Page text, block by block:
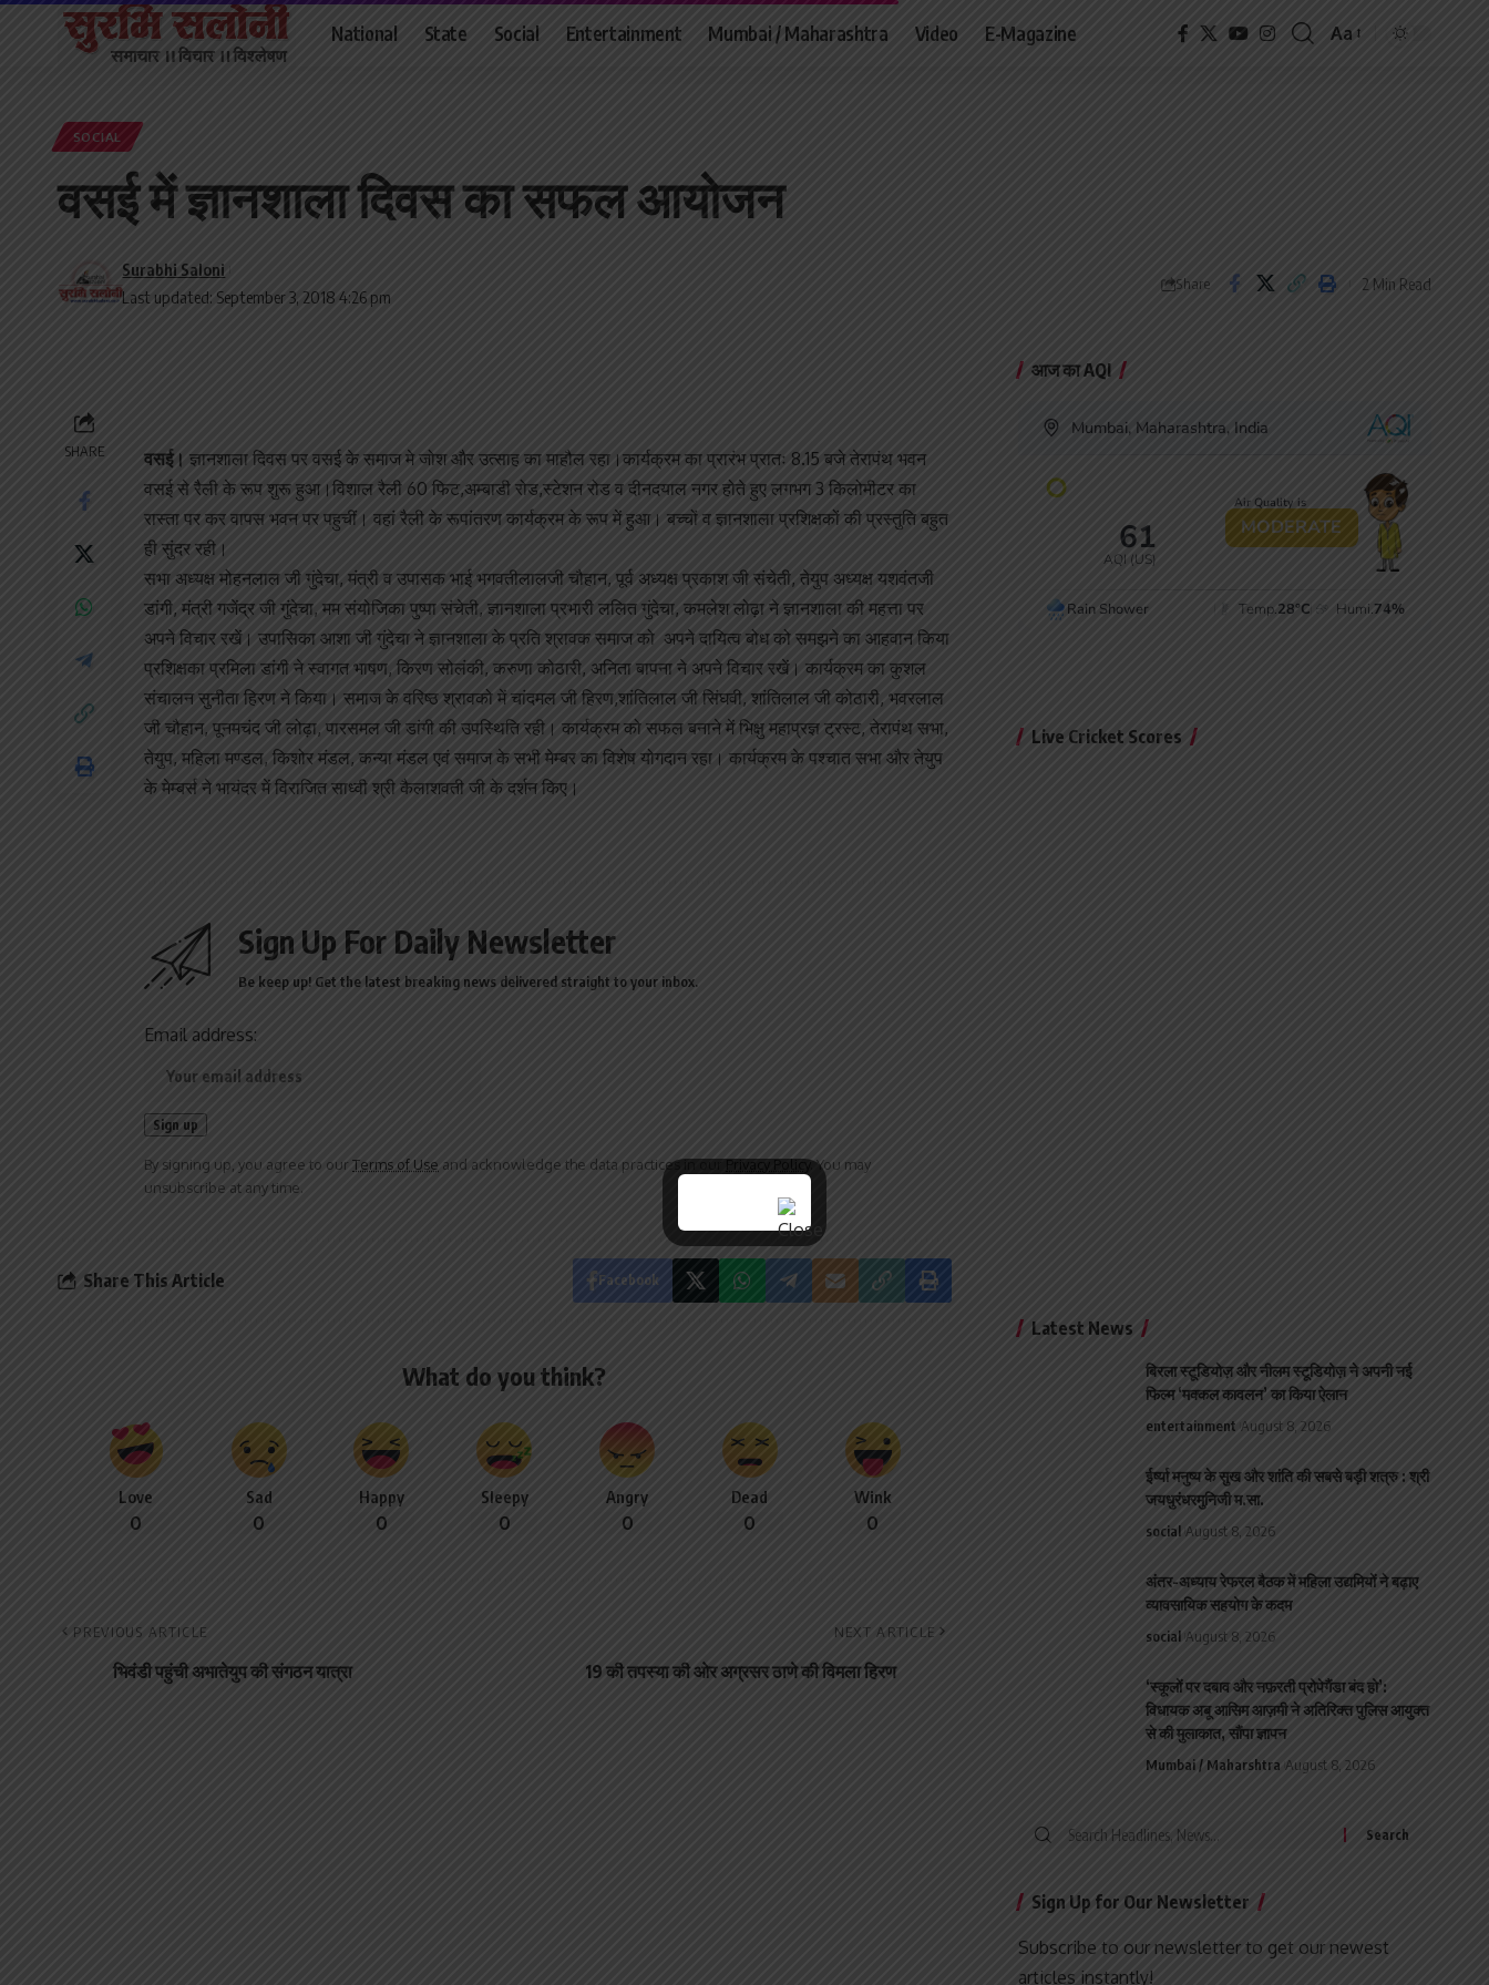
National State Social Entertainment Mumbai / Maharashtra Video E-Magazine
Font
Aa
SOCIAL
वसई में ज्ञानशाला दिवस का सफल आयोजन
Last updated: September 3, 2018 4:26 pm
Surabhi Saloni
Share 2 Min Read
SHARE वसई। ज्ञानशाला दिवस पर वसई के समाज मे जोश और उत्साह का माहौल रहा।कार्यक्रम का प्रारंभ प्रातः 8.15 बजे तेरापंथ भवन
वसई से रैली के रूप शुरू हुआ।विशाल रैली 60 फिट,अम्बाडी रोड,स्टेशन रोड व दीनदयाल नगर होते हुए लगभग 3 किलोमीटर का
रास्ता पर कर वापस भवन पर पहुचीं। वहां रैली के रूपांतरण कार्यक्रम के रूप में हुआ। बच्चों व ज्ञानशाला प्रशिक्षकों की प्रस्तुति बहुत
ही सुंदर रही।
सभा अध्यक्ष मोहनलाल जी गुंदेचा, मंत्री व उपासक भाई भगवतीलालजी चौहान, पूर्व अध्यक्ष प्रकाश जी संचेती, तेयुप अध्यक्ष यशवंतजी
डांगी, मंत्री गजेंद्र जी गुंदेचा, मम संयोजिका पुष्पा संचेती, ज्ञानशाला प्रभारी ललित गुंदेचा, कमलेश लोढ़ा ने ज्ञानशाला की महत्ता पर
अपने विचार रखें। उपासिका आशा जी गुंदेचा ने ज्ञानशाला के प्रति श्रावक समाज को अपने दायित्व बोध को समझने का आहवान किया
प्रशिक्षका प्रमिला डांगी ने स्वागत भाषण, किरण सोलंकी, करुणा कोठारी, अनिता बापना ने अपने विचार रखें। कार्यक्रम का कुशल
संचालन सुनीता हिरण ने किया। समाज के वरिष्ठ श्रावको में चांदमल जी हिरण,शांतिलाल जी सिंघवी, शांतिलाल जी कोठारी, भवरलाल
जी चौहान, पूनमचंद जी लोढ़ा, पारसमल जी डांगी की उपस्थिति रही। कार्यक्रम को सफल बनाने में भिक्षु महाप्रज्ञ ट्रस्ट, तेरापंथ सभा,
तेयुप, महिला मण्डल, किशोर मंडल, कन्या मंडल एवं समाज के सभी मेम्बर का विशेष योगदान रहा। कार्यक्रम के पश्चात सभा और तेयुप
के मेम्बर्स ने भायंदर में विराजित साध्वी श्री कैलाशवती जी के दर्शन किए।
Sign Up For Daily Newsletter
Be keep up! Get the latest breaking news delivered straight to your inbox.
Email address:
By signing up, you agree to ourTerms of Use and acknowledge the data practices in ourPrivacy Policy. You may
unsubscribe at any time.
Share This Article Facebook
What do you think?
Love
0
Sad
0
Happy
0
Sleepy
0
Angry
0
Dead
0
Wink
0
PREVIOUS ARTICLE
भिवंडी पहुंची अभातेयुप की संगठन यात्रा
NEXT ARTICLE
19 की तपस्या की ओर अग्रसर ठाणे की विमला हिरण
आज का AQI
Live Cricket Scores
Latest News
बिरला स्टूडियोज़ और नीलम स्टूडियोज़ ने अपनी नई
फिल्म ‘मक्कल कावलन’ का किया ऐलान
entertainment August 8, 2026
ईर्ष्या मनुष्य के सुख और शांति की सबसे बड़ी शत्रु : श्री
जयधुरंधरमुनिजी म.सा.
social August 8, 2026
अंतर-अध्याय रेफरल बैठक में महिला उद्यमियों ने बढ़ाए
व्यावसायिक सहयोग के कदम
social August 8, 2026
‘स्कूलों पर दबाव और नफ़रती प्रोपेगैंडा बंद हो’:
विधायक अबू आसिम आज़मी ने अतिरिक्त पुलिस आयुक्त
से की मुलाकात, सौंपा ज्ञापन
Mumbai / Maharshtra August 8, 2026
Search
Sign Up for Our Newsletter
Subscribe to our newsletter to get our newest
articles instantly!